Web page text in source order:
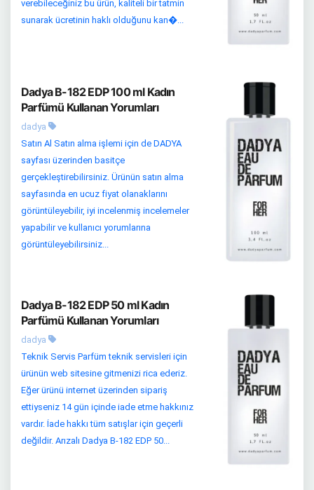
verebileceğiniz bu ürün, kaliteli bir tatmin
sunarak ücretinin haklı olduğunu kan�...
Dadya B-182 EDP 100 ml Kadın
Parfümü Kullanan Yorumları
dadya
Satın Al Satın alma işlemi için de DADYA
sayfası üzerinden basitçe
gerçekleştirebilirsiniz. Ürünün satın alma
sayfasında en ucuz fiyat olanaklarını
görüntüleyebilir, iyi incelenmiş incelemeler
yapabilir ve kullanıcı yorumlarına
görüntüleyebilirsiniz...
Dadya B-182 EDP 50 ml Kadın
Parfümü Kullanan Yorumları
dadya
Teknik Servis Parfüm teknik servisleri için
ürünün web sitesine gitmenizi rica ederiz.
Eğer ürünü internet üzerinden sipariş
ettiyseniz 14 gün içinde iade etme hakkınız
vardır. İade hakkı tüm satışlar için geçerli
değildir. Arızalı Dadya B-182 EDP 50...